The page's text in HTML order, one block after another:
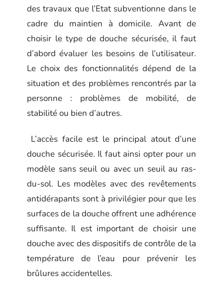
des travaux que l’Etat subventionne dans le
cadre du maintien à domicile. Avant de
choisir le type de douche sécurisée, il faut
d’abord évaluer les besoins de l’utilisateur.
Le choix des fonctionnalités dépend de la
situation et des problèmes rencontrés par la
personne : problèmes de mobilité, de
stabilité ou bien d’autres.
L’accès facile est le principal atout d’une
douche sécurisée. Il faut ainsi opter pour un
modèle sans seuil ou avec un seuil au ras-
du-sol. Les modèles avec des revêtements
antidérapants sont à privilégier pour que les
surfaces de la douche offrent une adhérence
suffisante. Il est important de choisir une
douche avec des dispositifs de contrôle de la
température de l’eau pour prévenir les
brûlures accidentelles.